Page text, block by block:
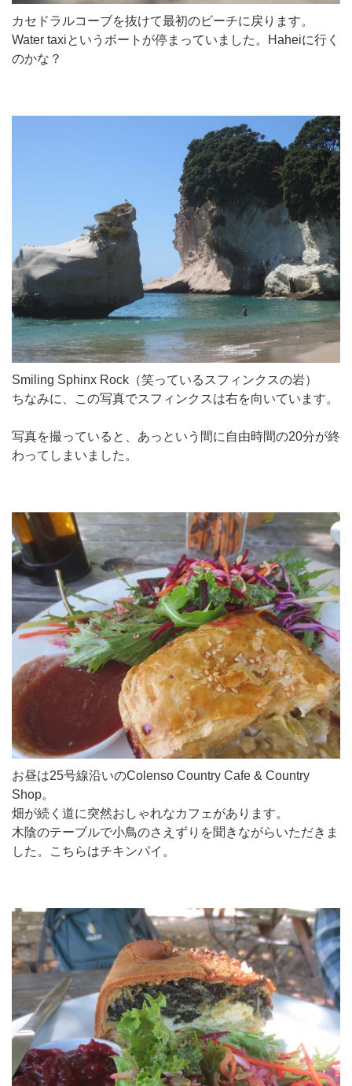
カセドラルコーブを抜けて最初のビーチに戻ります。
Water taxiというボートが停まっていました。Haheiに行く
のかな？
Smiling Sphinx Rock（笑っているスフィンクスの岩）
ちなみに、この写真でスフィンクスは右を向いています。
写真を撮っていると、あっという間に自由時間の20分が終
わってしまいました。
お昼は25号線沿いのColenso Country Cafe & Country
Shop。
畑が続く道に突然おしゃれなカフェがあります。
木陰のテーブルで小鳥のさえずりを聞きながらいただきま
した。こちらはチキンパイ。